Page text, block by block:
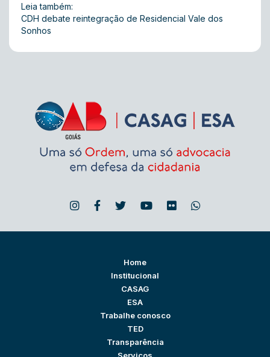
Leia também:
CDH debate reintegração de Residencial Vale dos
Sonhos
Home
Institucional
CASAG
ESA
Trabalhe conosco
TED
Transparência